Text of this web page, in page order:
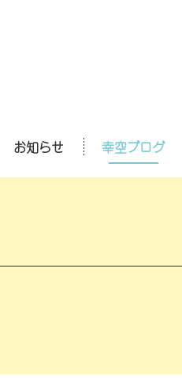
お知らせ 幸空ブログ